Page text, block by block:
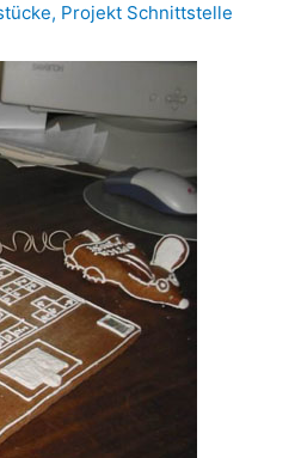
, Projekt Schnittstelle